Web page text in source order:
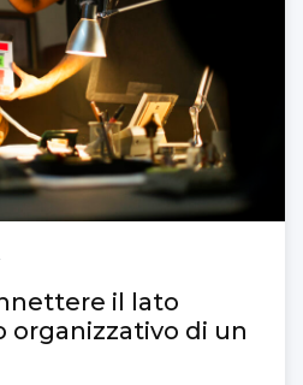
il lato
organizzativo di un